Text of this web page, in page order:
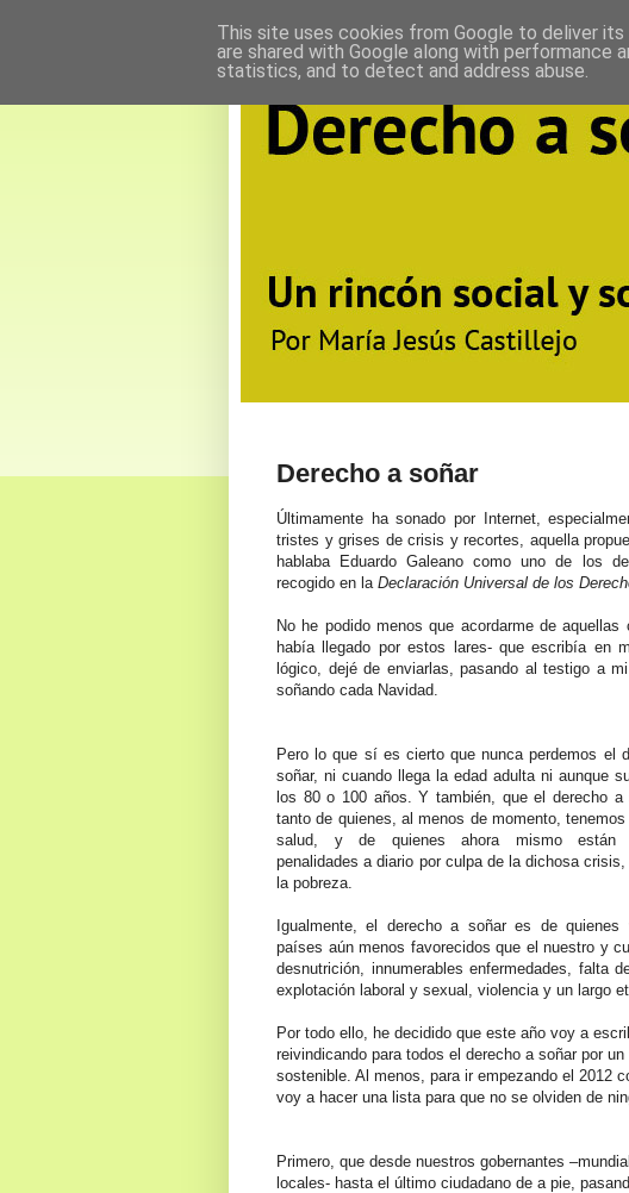
Derecho a soñar
Últimamente ha sonado por Internet,
tristes y grises de crisis y recortes, aquella
hablaba Eduardo Galeano como uno de los
recogido en la Declaración Universal de los De
No he podido menos que acordarme de aquellas
había llegado por estos lares- que escribía en
lógico, dejé de enviarlas, pasando al testigo a
soñando cada Navidad.
Pero lo que sí es cierto que nunca perdemos el
soñar, ni cuando llega la edad adulta ni aunque
los 80 o 100 años. Y también, que el derecho a
tanto de quienes, al menos de momento,
salud, y de quienes ahora mismo están
penalidades a diario por culpa de la dichosa
la pobreza.
Igualmente, el derecho a soñar es dequienes
países aún menos favorecidos que el nuestro y
desnutrición, innumerables enfermedades, falta
explotación laboral y sexual, violencia y un largo
Por todo ello, he decidido que este año voy a
reivindicando para todos el derecho a soñar por
sostenible. Al menos, para ir empezando el 2012
voy a hacer una lista para que no se olviden de
Primero, que desde nuestros gobernantes
locales- hasta el último ciudadano de a pie,
This site uses cookies from Google to deliver
are shared with Google along with performance
statistics, and to detect and address abuse.